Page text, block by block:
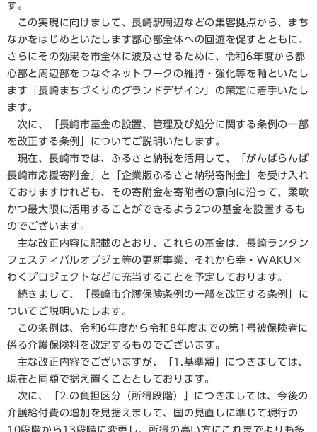
す。
この実現に向けまして、長崎駅周辺などの集客拠点から、まち
なかをはじめといたします都心部全体への回遊を促すとともに、
さらにその効果を市全体に波及させるために、令和6年度から都
心部と周辺部をつなぐネットワークの維持・強化等を軸といたし
ます「長崎まちづくりのグランドデザイン」の策定に着手いたし
ます。
次に、「長崎市基金の設置、管理及び処分に関する条例の一部
を改正する条例」についてご説明いたします。
現在、長崎市では、ふるさと納税を活用して、「がんばらんば
長崎市応援寄附金」と「企業版ふるさと納税寄附金」を受け入れ
ておりますけれども、その寄附金を寄附者の意向に沿って、柔軟
かつ最大限に活用することができるよう2つの基金を設置するも
のでございます。
主な改正内容に記載のとおり、これらの基金は、長崎ランタン
フェスティバルオブジェ等の更新事業、それから幸・WAKU×
わくプロジェクトなどに充当することを予定しております。
続きまして、「長崎市介護保険条例の一部を改正する条例」に
ついてご説明いたします。
この条例は、令和6年度から令和8年度までの第1号被保険者に
係る介護保険料を改定するものでございます。
主な改正内容でございますが、「1.基準額」につきましては、
現在と同額で据え置くこととしております。
次に、「2.の負担区分（所得段階）」につきましては、今後の
介護給付費の増加を見据えまして、国の見直しに準じて現行の
10段階から13段階に変更し、所得の高い方にこれまでよりも多